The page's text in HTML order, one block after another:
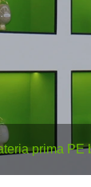
prima PE